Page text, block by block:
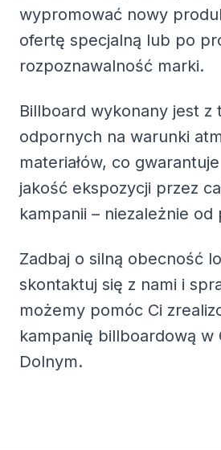
wypromować nowy
ofertę specjalną lub po
rozpoznawalność marki.
Billboard wykonany jest z
odpornych na warunki
materiałów, co
jakość ekspozycji przez
kampanii – niezależnie od
Zadbaj o silną obecność
skontaktuj się z nami i
możemy pomóc Ci
kampanię billboardową w
Dolnym.